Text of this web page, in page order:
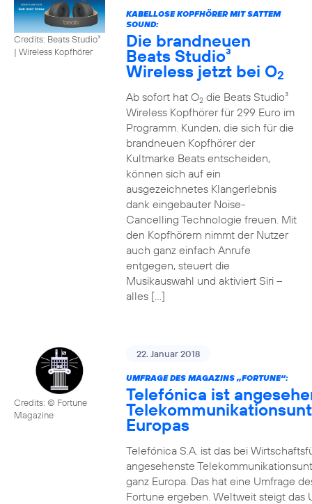
Credits: Beats Studio³
| Wireless Kopfhörer
KABELLOSE KOPFHÖRER MIT SATTEM
SOUND:
Die brandneuen
Beats Studio³
Wireless jetzt bei O2
Ab sofort hat O2die Beats Studio³
Wireless Kopfhörer für 299 Euro im
Programm. Kunden, die sich für die
brandneuen Kopfhörer der
Kultmarke Beats entscheiden,
können sich auf ein
ausgezeichnetes Klangerlebnis
dank eingebauter Noise-
Cancelling Technologie freuen. Mit
den Kopfhörern nimmt der Nutzer
auch ganz einfach Anrufe
entgegen, steuert die
Musikauswahl und aktiviert Siri –
alles […]
Credits: © Fortune
Magazine
22. Januar 2018
UMFRAGE DES MAGAZINS „FORTUNE“:
Telefónica ist
Europas
Telefónica S.A. ist das bei
angesehenste
ganz Europa. Das hat eine Umfrage
Fortune ergeben. Weltweit steigt das